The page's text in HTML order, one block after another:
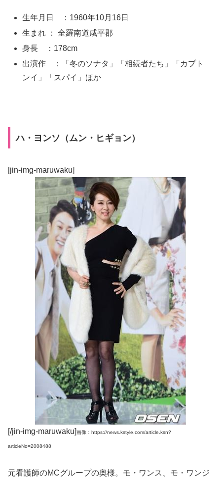
生年月日 ：1960年10月16日
生まれ ： 全羅南道咸平郡
身長 ：178cm
出演作 ：「冬のソナタ」「相続者たち」「カプト
ンイ」「スパイ」ほか
ハ・ヨンソ（ムン・ヒギョン）
[jin-img-maruwaku]
[/jin-img-maruwaku]画像：https://news.kstyle.com/article.ksn?
articleNo=2008488
元看護師のMCグループの奥様。モ・ワンス、モ・ワンジ